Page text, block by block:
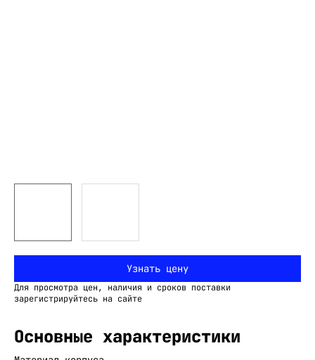
Узнать цену
Для просмотра цен, наличия и сроков поставки
зарегистрируйтесь на сайте
Основные характеристики